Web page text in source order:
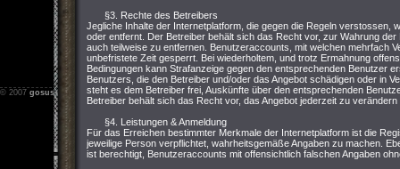
§3. Rechte des Betreibers
Jegliche Inhalte der Internetplatform, die gegen die Regeln verstossen,
oder entfernt. Der Betreiber behält sich das Recht vor, zur Wahrung
auch teilweise zu entfernen. Benutzeraccounts, mit welchen mehrfach
unbefristete Zeit gesperrt. Bei wiederholtem, und trotz Ermahnung
Bedingungen kann Strafanzeige gegen den entsprechenden Benutzer
Benutzers, die den Betreiber und/oder das Angebot schädigen oder in
steht es dem Betreiber frei, Auskünfte über den entsprechenden
Betreiber behält sich das Recht vor, das Angebot jederzeit zu
§4. Leistungen & Anmeldung
Für das Erreichen bestimmter Merkmale der Internetplatform ist die
jeweilige Person verpflichtet, wahrheitsgemäße Angaben zu machen.
ist berechtigt, Benutzeraccounts mit offensichtlich falschen Angaben
© 2007 gosus.net Impressum -Nutzungsbedingungen-Datenschutz